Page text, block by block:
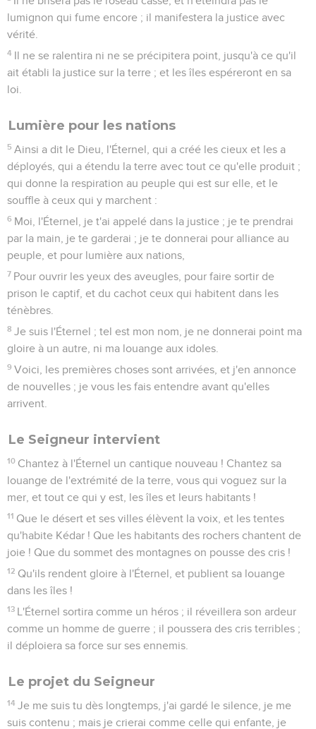
lumignon qui fume encore ; il manifestera la justice avec
vérité.
4 Il ne se ralentira ni ne se précipitera point, jusqu'à ce qu'il
ait établi la justice sur la terre ; et les îles espéreront en sa
loi.
Lumière pour les nations
5 Ainsi a dit le Dieu, l'Éternel, qui a créé les cieux et les a
déployés, qui a étendu la terre avec tout ce qu'elle produit ;
qui donne la respiration au peuple qui est sur elle, et le
souffle à ceux qui y marchent :
6 Moi, l'Éternel, je t'ai appelé dans la justice ; je te prendrai
par la main, je te garderai ; je te donnerai pour alliance au
peuple, et pour lumière aux nations,
7 Pour ouvrir les yeux des aveugles, pour faire sortir de
prison le captif, et du cachot ceux qui habitent dans les
ténèbres.
8 Je suis l'Éternel ; tel est mon nom, je ne donnerai point ma
gloire à un autre, ni ma louange aux idoles.
9 Voici, les premières choses sont arrivées, et j'en annonce
de nouvelles ; je vous les fais entendre avant qu'elles
arrivent.
Le Seigneur intervient
10 Chantez à l'Éternel un cantique nouveau ! Chantez sa
louange de l'extrémité de la terre, vous qui voguez sur la
mer, et tout ce qui y est, les îles et leurs habitants !
11 Que le désert et ses villes élèvent la voix, et les tentes
qu'habite Kédar ! Que les habitants des rochers chantent de
joie ! Que du sommet des montagnes on pousse des cris !
12 Qu'ils rendent gloire à l'Éternel, et publient sa louange
dans les îles !
13 L'Éternel sortira comme un héros ; il réveillera son ardeur
comme un homme de guerre ; il poussera des cris terribles ;
il déploiera sa force sur ses ennemis.
Le projet du Seigneur
14 Je me suis tu dès longtemps, j'ai gardé le silence, je me
suis contenu ; mais je crierai comme celle qui enfante, je